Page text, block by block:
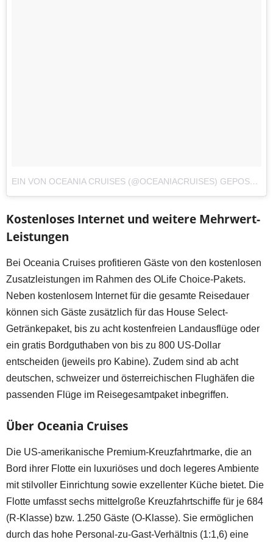
EIN VON OCEANIA CRUISES (@OCEANIACRUISES) GEPOSTETES FOTO
Kostenloses Internet und weitere Mehrwert-
Leistungen
Bei Oceania Cruises profitieren Gäste von den kostenlosen
Zusatzleistungen im Rahmen des OLife Choice-Pakets.
Neben kostenlosem Internet für die gesamte Reisedauer
können sich Gäste zusätzlich für das House Select-
Getränkepaket, bis zu acht kostenfreien Landausflüge oder
ein gratis Bordguthaben von bis zu 800 US-Dollar
entscheiden (jeweils pro Kabine). Zudem sind ab acht
deutschen, schweizer und österreichischen Flughäfen die
passenden Flüge im Reisegesamtpaket inbegriffen.
Über Oceania Cruises
Die US-amerikanische Premium-Kreuzfahrtmarke, die an
Bord ihrer Flotte ein luxuriöses und doch legeres Ambiente
mit stilvoller Einrichtung sowie exzellenter Küche bietet. Die
Flotte umfasst sechs mittelgroße Kreuzfahrtschiffe für je 684
(R-Klasse) bzw. 1.250 Gäste (O-Klasse). Sie ermöglichen
durch das hohe Personal-zu-Gast-Verhältnis (1:1,6) eine